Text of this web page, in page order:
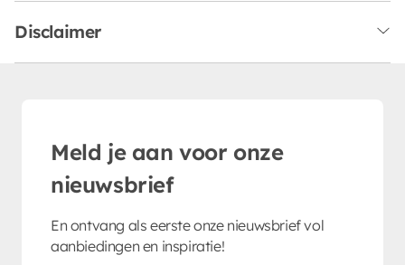
Disclaimer
Meld je aan voor onze
nieuwsbrief
En ontvang als eerste onze nieuwsbrief vol
aanbiedingen en inspiratie!